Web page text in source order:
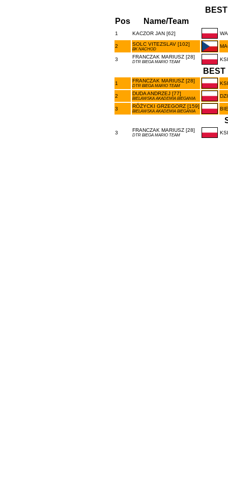
Pos
Name/Team
1 KACZOR JAN [62]
2 SOLC VITEZSLAV [102]
BK NACHOD
3 FRANCZAK MARIUSZ [28]
DTR BIEGA MARIO TEAM
BEST
1 FRANCZAK MARIUSZ [28]
DTR BIEGA MARIO TEAM
2 DUDA ANDRZEJ [77]
BIELAWSKA AKADEMIA BIEGANIA
3 RÓŻYCKI GRZEGORZ [159]
BIELAWSKA AKADEMIA BIEGANIA
3 FRANCZAK MARIUSZ [28]
DTR BIEGA MARIO TEAM